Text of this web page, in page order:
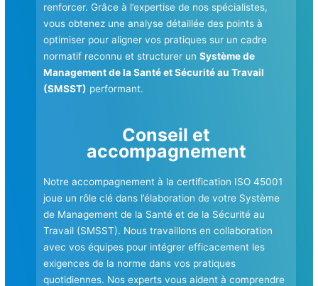
renforcer. Grâce à l’expertise de nos spécialistes,
vous obtenez une analyse détaillée des points à
optimiser pour aligner vos pratiques sur un cadre
normatif reconnu et structurer unSystème de
Management de la Santé et Sécurité au Travail
(SMSST) performant.
Conseil et
accompagnement
Notre accompagnement à la certification ISO 45001
joue un rôle clé dans l’élaboration de votre Système
de Management de la Santé et de la Sécurité au
Travail (SMSST). Nous travaillons en collaboration
avec vos équipes pour intégrer efficacement les
exigences de la norme dans vos pratiques
quotidiennes. Nos experts vous aident à comprendre